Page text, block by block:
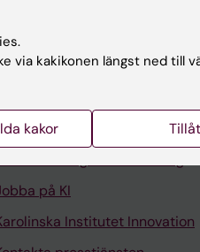
på KI
Institutet Innovation
via kakikonen längst ned till
kakor